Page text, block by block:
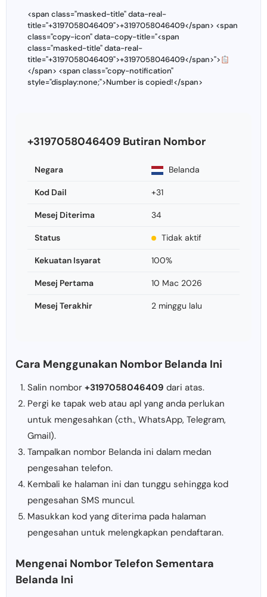
<span class="masked-title" data-real-
title="+3197058046409">+3197058046409</span> <span
class="copy-icon" data-copy-title="<span
class="masked-title" data-real-
title="+3197058046409">+3197058046409</span>">
</span> <span class="copy-notification"
style="display:none;">Number is copied!</span>
+3197058046409 Butiran Nombor
Negara Belanda
Kod Dail +31
Mesej Diterima 34
Status Tidak aktif
Kekuatan Isyarat 100%
Mesej Pertama 10 Mac 2026
Mesej Terakhir 2 minggu lalu
Cara Menggunakan Nombor Belanda Ini
Salin nombor +3197058046409 dari atas.
Pergi ke tapak web atau apl yang anda perlukan
untuk mengesahkan (cth., WhatsApp, Telegram,
Gmail).
Tampalkan nombor Belanda ini dalam medan
pengesahan telefon.
Kembali ke halaman ini dan tunggu sehingga kod
pengesahan SMS muncul.
Masukkan kod yang diterima pada halaman
pengesahan untuk melengkapkan pendaftaran.
Mengenai Nombor Telefon Sementara
Belanda Ini